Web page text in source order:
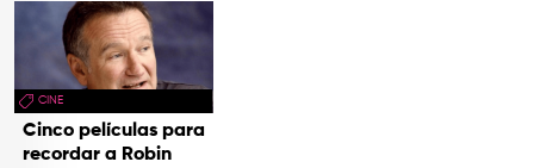
CINE
Cinco películas para
recordar a Robin